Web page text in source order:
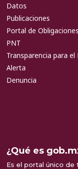
Datos
Publicaciones
Portal de
PNT
Transparencia para el
Alerta
Denuncia
¿Qué es
Es el portal único de